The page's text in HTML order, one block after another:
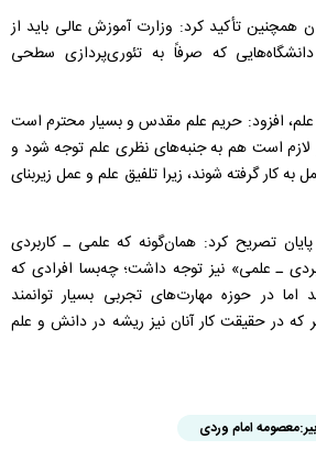
همچنین تأکید کرد: وزارت آموزش عالی باید از
که صرفاً به تئوری‌پردازی سطحی
علم، افزود: حریم علم مقدس و بسیار محترم است
لازم است هم به جنبه‌های نظری علم توجه شود و
کار گرفته شوند، زیرا تلفیق علم و عمل زیربنای
تصریح کرد: همان‌گونه که علمی ـ کاربردی
ـ علمی» نیز توجه داشت؛ چه‌بسا افرادی که
اما در حوزه مهارت‌های تجربی بسیار توانمند
که در حقیقت کار آنان نیز ریشه در دانش و علم
معصومه امام وردی